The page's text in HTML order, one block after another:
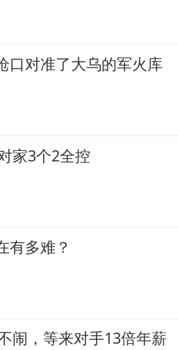
口对准了大乌的军火库
家3个2全控
有多难？
闹，等来对手13倍年薪